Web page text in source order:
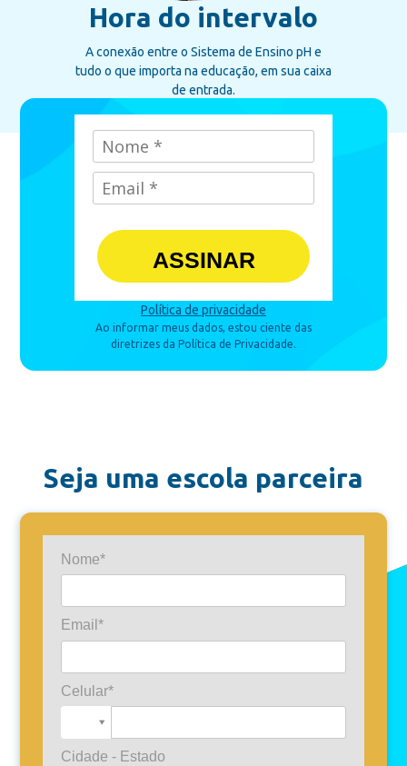
Hora do intervalo
A conexão entre o Sistema de Ensino pH e
tudo o que importa na educação, em sua caixa
de entrada.
ASSINAR
Política de privacidade
Ao informar meus dados, estou ciente das
diretrizes da Política de Privacidade.
Seja uma escola parceira
Nome*
Email*
Celular*
Cidade - Estado